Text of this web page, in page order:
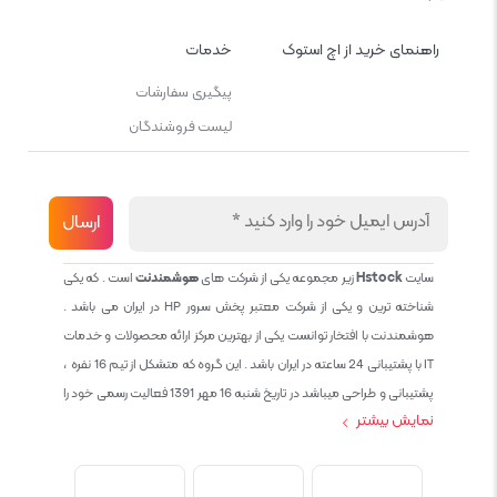
راهنمای خرید از اچ استوک خدمات
پیگیری سفارشات
لیست فروشندگان
سایتHstockزیر مجموعه یکی از شرکت هایهوشمندنتاست . که یکی
شناخته ترین و یکی از شرکت معتبر پخش سرور HP در ایران می باشد .
هوشمندنت با افتخار توانست یکی از بهترین مرکز ارائه محصولات و خدمات
IT با پشتیبانی 24 ساعته در ایران باشد . این گروه که متشکل از تیم 16 نفره ،
پشتیبانی و طراحی میباشد در تاریخ شنبه 16 مهر 1391 فعالیت رسمی خود را
نمایش بیشتر